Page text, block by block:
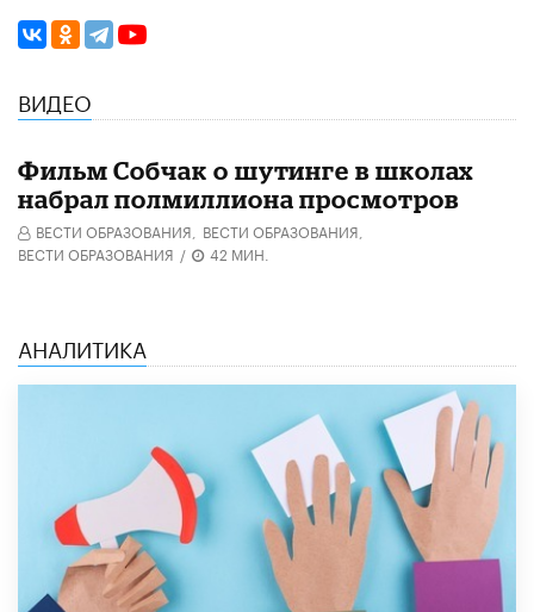
ВИДЕО
Фильм Собчак о шутинге в школах
набрал полмиллиона просмотров
ВЕСТИ ОБРАЗОВАНИЯ, ВЕСТИ ОБРАЗОВАНИЯ,
ВЕСТИ ОБРАЗОВАНИЯ / 42 МИН.
АНАЛИТИКА